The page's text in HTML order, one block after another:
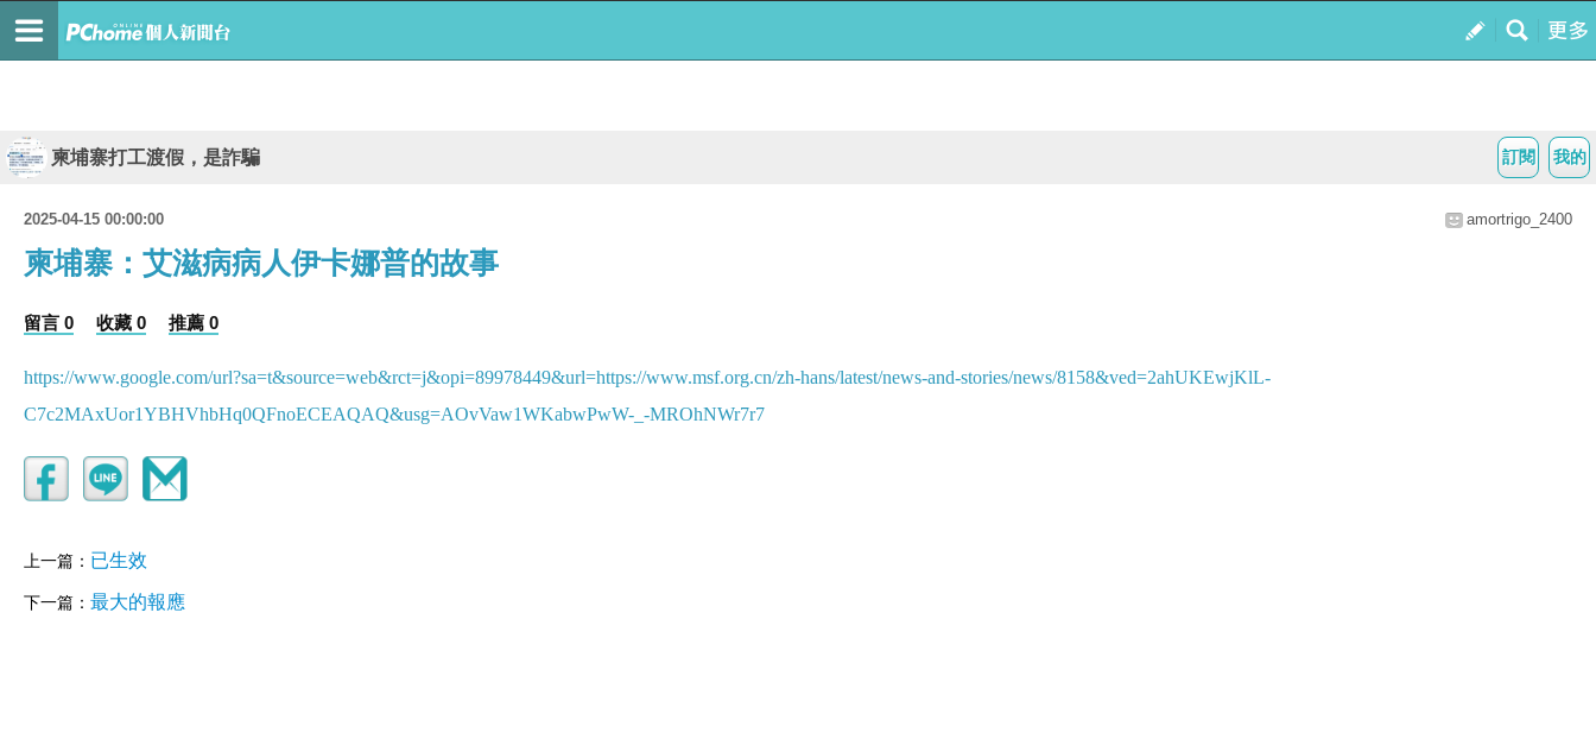
我的
訂閱
柬埔寨打工渡假，是詐騙
2025-04-15 00:00:00 amortrigo_2400
柬埔寨：艾滋病病人伊卡娜普的故事
留言 0 收藏 0 推薦 0
https://www.google.com/url?sa=t&source=web&rct=j&opi=89978449&url=https://www.msf.org.cn/zh-hans/latest/news-and-stories/news/8158&ved=2ahUKEwjKlL-
C7c2MAxUor1YBHVhbHq0QFnoECEAQAQ&usg=AOvVaw1WKabwPwW-_-MROhNWr7r7
上一篇： 已生效
下一篇： 最大的報應